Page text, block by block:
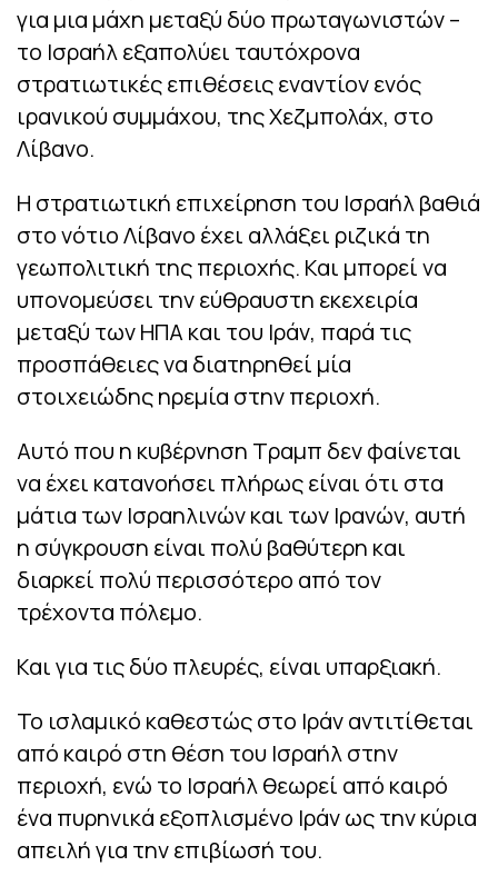
για μια μάχη μεταξύ δύο πρωταγωνιστών –
το Ισραήλ εξαπολύει ταυτόχρονα
στρατιωτικές επιθέσεις εναντίον ενός
ιρανικού συμμάχου, της Χεζμπολάχ, στο
Λίβανο.
Η στρατιωτική επιχείρηση του Ισραήλ βαθιά
στο νότιο Λίβανο έχει αλλάξει ριζικά τη
γεωπολιτική της περιοχής. Και μπορεί να
υπονομεύσει την εύθραυστη εκεχειρία
μεταξύ των ΗΠΑ και του Ιράν, παρά τις
προσπάθειες να διατηρηθεί μία
στοιχειώδης ηρεμία στην περιοχή.
Αυτό που η κυβέρνηση Τραμπ δεν φαίνεται
να έχει κατανοήσει πλήρως είναι ότι στα
μάτια των Ισραηλινών και των Ιρανών, αυτή
η σύγκρουση είναι πολύ βαθύτερη και
διαρκεί πολύ περισσότερο από τον
τρέχοντα πόλεμο.
Και για τις δύο πλευρές, είναι υπαρξιακή.
Το ισλαμικό καθεστώς στο Ιράν αντιτίθεται
από καιρό στη θέση του Ισραήλ στην
περιοχή, ενώ το Ισραήλ θεωρεί από καιρό
ένα πυρηνικά εξοπλισμένο Ιράν ως την κύρια
απειλή για την επιβίωσή του.